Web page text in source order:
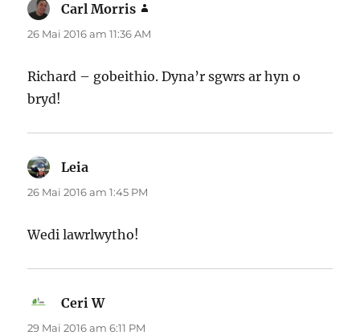
Carl Morris
dweud:
26 Mai 2016 am 11:36 AM
Richard – gobeithio. Dyna’r sgwrs ar hyn o
bryd!
Leia
dweud:
26 Mai 2016 am 1:45 PM
Wedi lawrlwytho!
Ceri Wyn
dweud:
29 Mai 2016 am 6:11 PM